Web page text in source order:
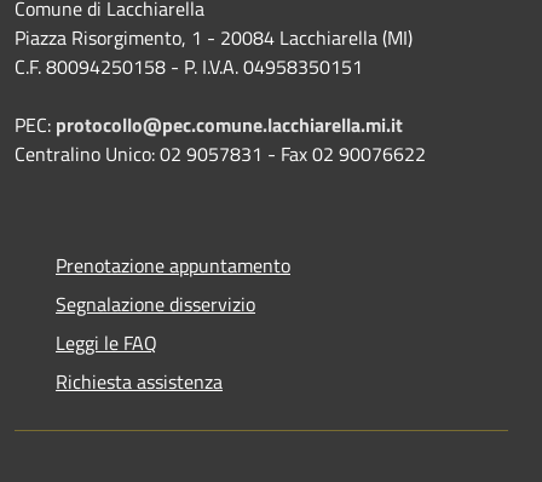
Comune di Lacchiarella
Piazza Risorgimento, 1 - 20084 Lacchiarella (MI)
C.F. 80094250158 - P. I.V.A. 04958350151
PEC: protocollo@pec.comune.lacchiarella.mi.it
Centralino Unico: 02 9057831 - Fax 02 90076622
Prenotazione appuntamento
Segnalazione disservizio
Leggi le FAQ
Richiesta assistenza